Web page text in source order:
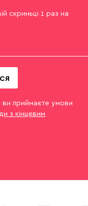
скриньці 1 раз на
приймаєте умови
з кінцевим